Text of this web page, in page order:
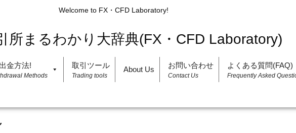
Welcome to FX・CFD Laboratory!
金方法!
Methods
取引ツール
Trading tools
About Us お問い合わせ
Contact Us
よくある質問(FAQ)
Frequently Asked